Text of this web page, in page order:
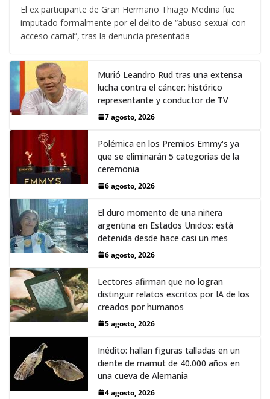
El ex participante de Gran Hermano Thiago Medina fue
imputado formalmente por el delito de “abuso sexual con
acceso carnal”, tras la denuncia presentada
Murió Leandro Rud tras una extensa
lucha contra el cáncer: histórico
representante y conductor de TV
7 agosto, 2026
Polémica en los Premios Emmy‘s ya
que se eliminarán 5 categorias de la
ceremonia
6 agosto, 2026
El duro momento de una niñera
argentina en Estados Unidos: está
detenida desde hace casi un mes
6 agosto, 2026
Lectores afirman que no logran
distinguir relatos escritos por IA de los
creados por humanos
5 agosto, 2026
Inédito: hallan figuras talladas en un
diente de mamut de 40.000 años en
una cueva de Alemania
4 agosto, 2026